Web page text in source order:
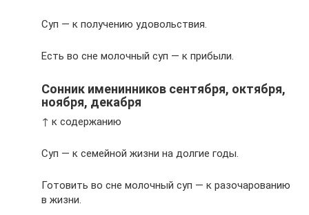
Суп — к получению удовольствия.
Есть во сне молочный суп — к прибыли.
Сонник именинников сентября, октября,
ноября, декабря
↑ к содержанию
Суп — к семейной жизни на долгие годы.
Готовить во сне молочный суп — к разочарованию
в жизни.